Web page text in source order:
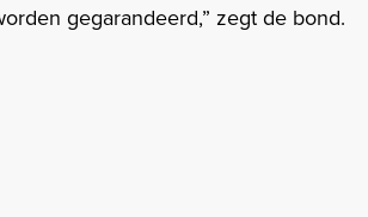
gegarandeerd,” zegt de bond.